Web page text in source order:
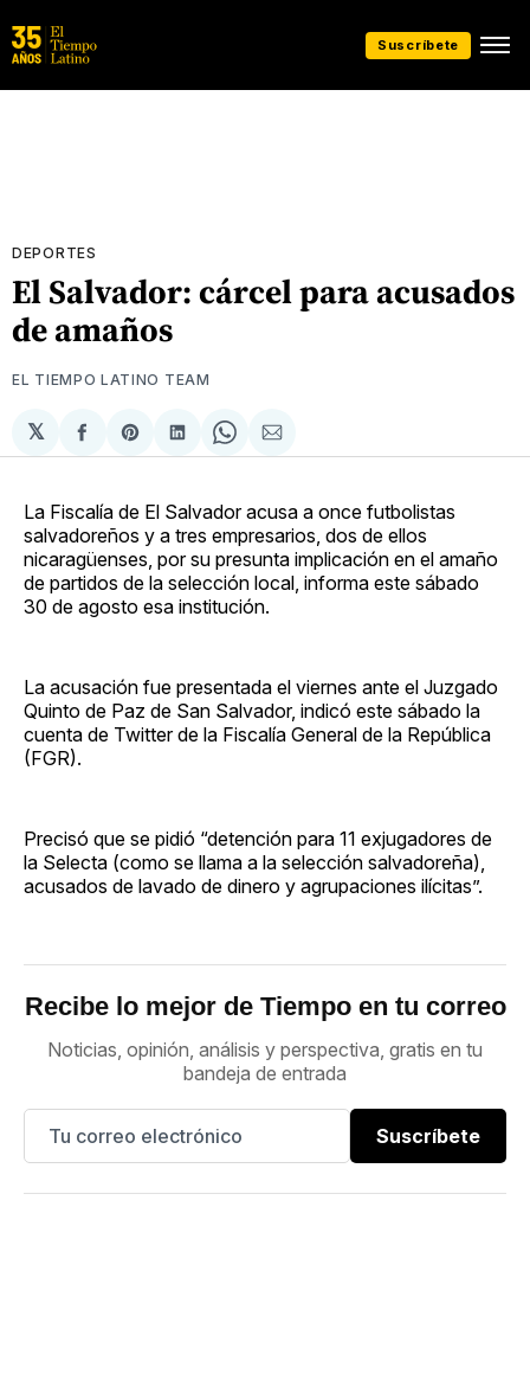
Suscríbete
DEPORTES
El Salvador: cárcel para acusados
de amaños
EL TIEMPO LATINO TEAM
𝕏
Compartir
en
Share
on
Compartir
en
Share
on
Compartir
via
La Fiscalía de El Salvador acusa a once futbolistas
salvadoreños y a tres empresarios, dos de ellos
nicaragüenses, por su presunta implicación en el amaño
de partidos de la selección local, informa este sábado
30 de agosto esa institución.
La acusación fue presentada el viernes ante el Juzgado
Quinto de Paz de San Salvador, indicó este sábado la
cuenta de Twitter de la Fiscalía General de la República
(FGR).
Precisó que se pidió “detención para 11 exjugadores de
la Selecta (como se llama a la selección salvadoreña),
acusados de lavado de dinero y agrupaciones ilícitas”.
Recibe lo mejor de Tiempo en tu correo
Noticias, opinión, análisis y perspectiva, gratis en tu
bandeja de entrada
Suscríbete